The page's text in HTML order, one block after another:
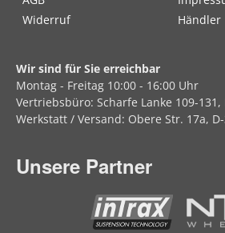
Widerruf
Händler
Wir sind für Sie erreichbar
Montag - Freitag 10:00 - 16:00 Uhr
Vertriebsbüro: Scharfe Lanke 109-
Werkstatt / Versand: Obere Str. 17a,
Unsere Partner